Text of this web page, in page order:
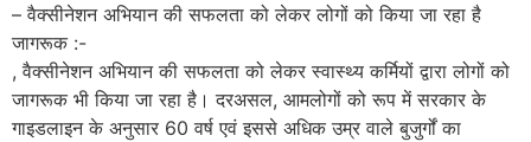
– वैक्सीनेशन अभियान की सफलता को लेकर लोगों को किया जा रहा है
जागरूक :-
, वैक्सीनेशन अभियान की सफलता को लेकर स्वास्थ्य कर्मियों द्वारा लोगों को
जागरूक भी किया जा रहा है। दरअसल, आमलोगों को रूप में सरकार के
गाइडलाइन के अनुसार 60 वर्ष एवं इससे अधिक उम्र वाले बुजुर्गों का